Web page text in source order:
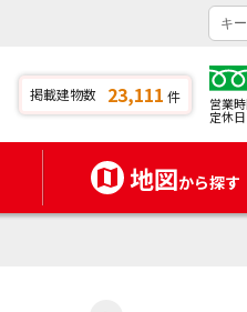
掲載建物数 23,111 件 営業
定休
地図から探す